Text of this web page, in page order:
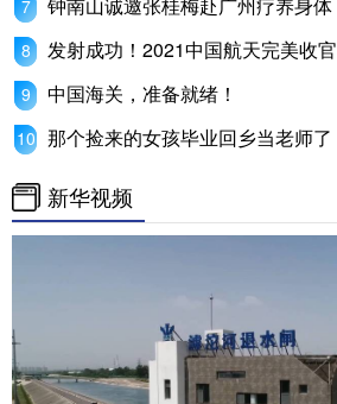
钟南山诚邀张桂梅赴广州疗养身体
发射成功！2021中国航天完美收官
中国海关，准备就绪！
那个捡来的女孩毕业回乡当老师了
新华视频